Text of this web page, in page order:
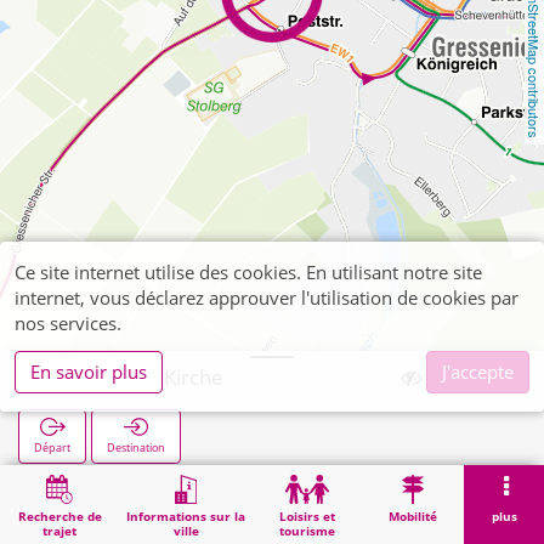
OpenStreetMap contributors
Recherche de
trajet
Informations sur la
ville
Loisirs et
tourisme
Mobilité plus
Gressenich Kirche
Départ Destination
Démarrage Gressenich Kirche
Ce site internet utilise des cookies. En utilisant notre site
internet, vous déclarez approuver l'utilisation de cookies par
nos services.
En savoir plus
J'accepte